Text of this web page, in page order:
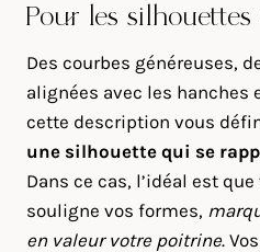
Pour les
Des courbes généreuses,
alignées avec les hanches
cette description vous
une silhouette qui se
Dans ce cas, l’idéal est
souligne vos formes,
en valeur votre poitrine.